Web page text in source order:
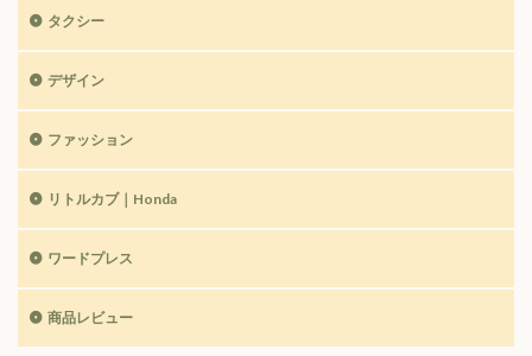
タクシー
デザイン
ファッション
リトルカブ｜Honda
ワードプレス
商品レビュー